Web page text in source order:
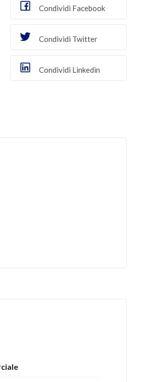
Condividi Facebook
Condividi Twitter
Condividi Linkedin